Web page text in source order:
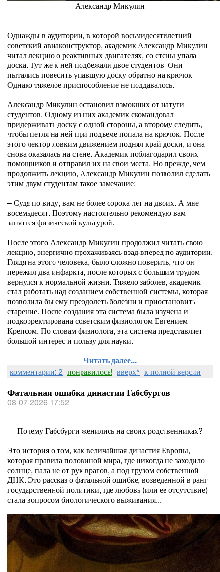
Александр Микулин
Однажды в аудитории, в которой восьмидесятилетний
советский авиаконструктор, академик Александр Микулин
читал лекцию о реактивных двигателях, со стены упала
доска. Тут же к ней подбежали двое студентов. Они
пытались повесить упавшую доску обратно на крючок.
Однако тяжелое приспособление не поддавалось.
Александр Микулин остановил взмокших от натуги
студентов. Одному из них академик скомандовал
придерживать доску с одной стороны, а второму следить,
чтобы петля на ней при подъеме попала на крючок. После
этого лектор ловким движением поднял край доски, и она
снова оказалась на стене. Академик поблагодарил своих
помощников и отправил их на свои места. Но прежде, чем
продолжить лекцию, Александр Микулин позволил сделать
этим двум студентам такое замечание:
– Судя по виду, вам не более сорока лет на двоих. А мне
восемьдесят. Поэтому настоятельно рекомендую вам
заняться физической культурой.
После этого Александр Микулин продолжил читать свою
лекцию, энергично прохаживаясь взад-вперед по аудитории.
Глядя на этого человека, было сложно поверить, что он
пережил два инфаркта, после которых с большим трудом
вернулся к нормальной жизни. Тяжело заболев, академик
стал работать над созданием собственной системы, которая
позволила бы ему преодолеть болезни и приостановить
старение. После создания эта система была изучена и
подкорректирована советским физиологом Евгением
Крепсом. По словам физиолога, эта система представляет
большой интерес и пользу для науки.
Читать далее...
комментарии: 2 понравилось! вверх^ к полной версии
Фатальная ошибка династии Габсбургов
08-07-2026 17:52
Почему Габсбурги женились на своих родственниках?
Это история о том, как величайшая династия Европы,
которая правила половиной мира, где никогда не заходило
солнце, пала не от рук врагов, а под грузом собственной
ДНК. Это рассказ о фатальной ошибке, возведенной в ранг
государственной политики, где любовь (или ее отсутствие)
стала вопросом биологического выживания...